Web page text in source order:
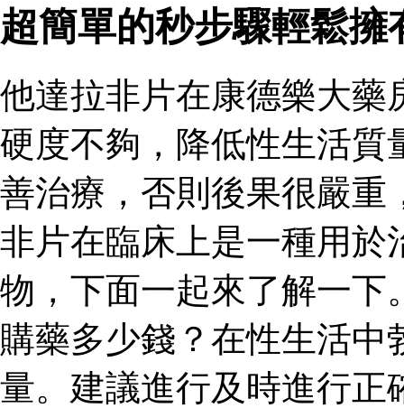
超簡單的秒步驟輕鬆擁
他達拉非片在康德樂大藥
硬度不夠，降低性生活質
善治療，否則後果很嚴重
非片在臨床上是一種用於
物，下面一起來了解一下
購藥多少錢？在性生活
量。建議進行及時進行正